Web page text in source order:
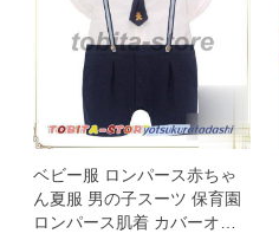
ベビー服 ロンパース赤ちゃ
ん夏服 男の子スーツ 保育園
ロンパース肌着 カバーオー